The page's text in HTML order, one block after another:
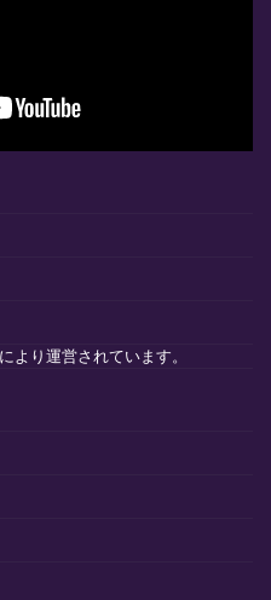
より運営されています。